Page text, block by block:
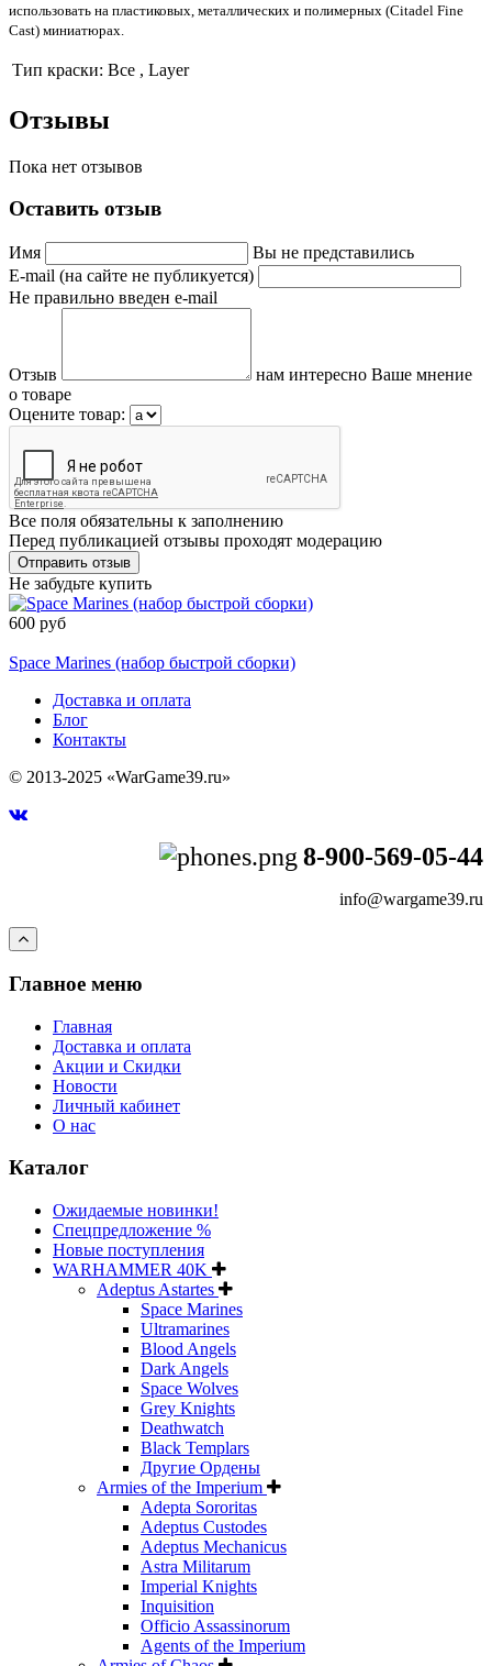
использовать на пластиковых, металлических и полимерных (Citadel Fine
Cast) миниатюрах.
Тип краски: Все , Layer
Отзывы
Пока нет отзывов
Оставить отзыв
Имя
Вы не представились
E-mail (на сайте не публикуется)
Не правильно введен e-mail
Отзыв
нам интересно Ваше мнение
о товаре
Оцените товар:
Все поля обязательны к заполнению
Перед публикацией отзывы проходят модерацию
Не забудьте купить
600 руб
Space Marines (набор быстрой сборки)
Доставка и оплата
Блог
Контакты
© 2013-2025 «WarGame39.ru»
8-900-569-05-44
info@wargame39.ru
Главное меню
Главная
Доставка и оплата
Акции и Скидки
Новости
Личный кабинет
О нас
Каталог
Ожидаемые новинки!
Спецпредложение %
Новые поступления
WARHAMMER 40K
Adeptus Astartes
Space Marines
Ultramarines
Blood Angels
Dark Angels
Space Wolves
Grey Knights
Deathwatch
Black Templars
Другие Ордены
Armies of the Imperium
Adepta Sororitas
Adeptus Custodes
Adeptus Mechanicus
Astra Militarum
Imperial Knights
Inquisition
Officio Assassinorum
Agents of the Imperium